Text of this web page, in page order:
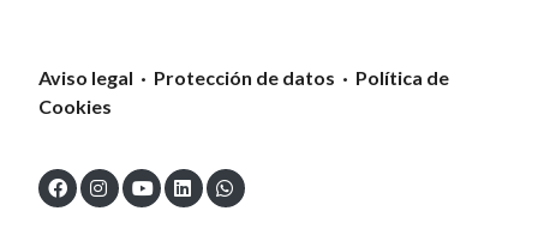
Aviso legal · Protección de datos · Política de
Cookies